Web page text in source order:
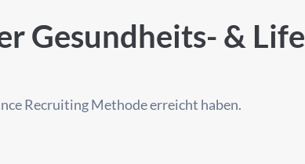
Gesundheits- & Life
Recruiting Methode erreicht haben.